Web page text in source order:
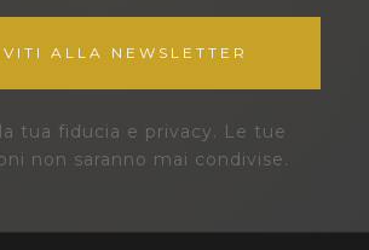
ALLA NEWSLETTER
tua fiducia e privacy. Le tue
non saranno mai condivise.